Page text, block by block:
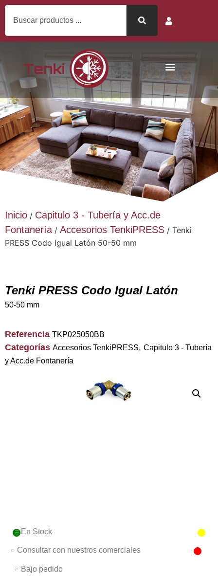
Inicio / Capitulo 3 - Tubería y Acc.de
Fontanería/ Accesorios TenkiPRESS / Tenki
PRESS Codo Igual Latón 50-50 mm
Tenki PRESS Codo Igual Latón
50-50 mm
Referencia TKP025050BB
Categorías Accesorios TenkiPRESS, Capitulo 3 - Tubería
y Acc.de Fontanería
= En Stock
= Consultar con nuestros comerciales
= Bajo pedido